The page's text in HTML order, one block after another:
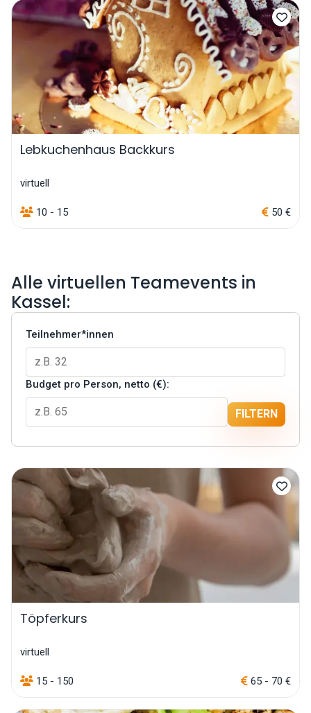
Lebkuchenhaus Backkurs
virtuell
10 - 15 50 €
Alle virtuellen Teamevents in
Kassel:
Teilnehmer*innen
Budget pro Person, netto (€):
FILTERN
Töpferkurs
virtuell
15 - 150 65 - 70 €